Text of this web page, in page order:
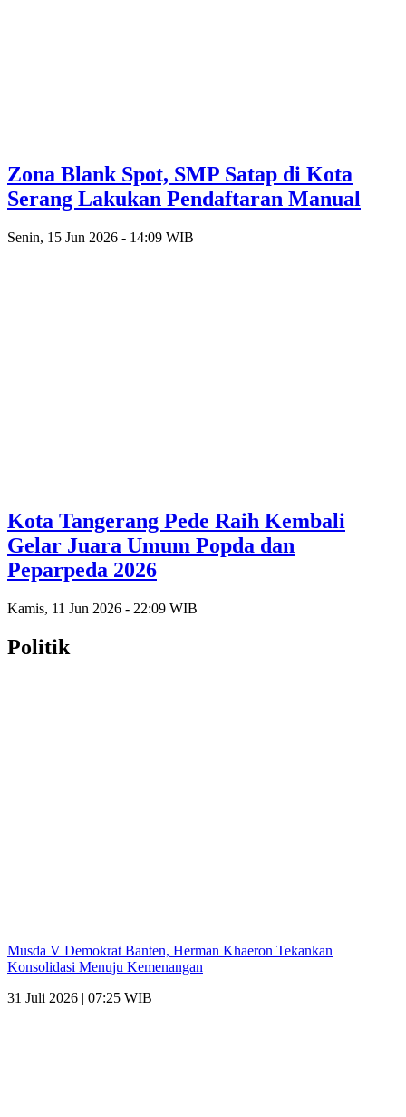
Zona Blank Spot, SMP Satap di Kota
Serang Lakukan Pendaftaran Manual
Senin, 15 Jun 2026 - 14:09 WIB
Kota Tangerang Pede Raih Kembali
Gelar Juara Umum Popda dan
Peparpeda 2026
Kamis, 11 Jun 2026 - 22:09 WIB
Politik
Musda V Demokrat Banten, Herman Khaeron Tekankan
Konsolidasi Menuju Kemenangan
31 Juli 2026 | 07:25 WIB